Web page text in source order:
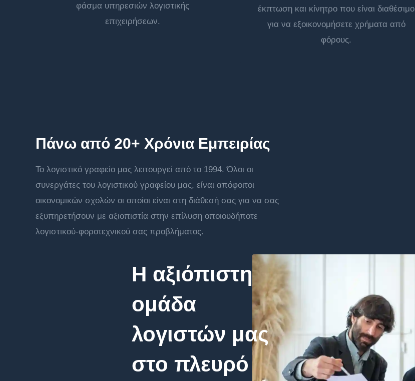
φάσμα υπηρεσιών λογιστικής
επιχειρήσεων.
έκπτωση και κίνητρο που είναι διαθέσιμο
για να εξοικονομήσετε χρήματα από
φόρους.
Πάνω από 20+ Χρόνια Εμπειρίας
Το λογιστικό γραφείο μας λειτουργεί από το 1994. Όλοι οι
συνεργάτες του λογιστικού γραφείου μας, είναι απόφοιτοι
οικονομικών σχολών οι οποίοι είναι στη διάθεσή σας για να σας
εξυπηρετήσουν με αξιοπιστία στην επίλυση οποιουδήποτε
λογιστικού-φοροτεχνικού σας προβλήματος.
Η αξιόπιστη
ομάδα
λογιστών μας
στο πλευρό